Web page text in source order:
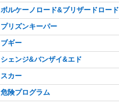
ボルケーノロード&ブリザードロード
プリズンキーパー
ブギー
シェンジ&バンザイ&エド
スカー
危険プログラム